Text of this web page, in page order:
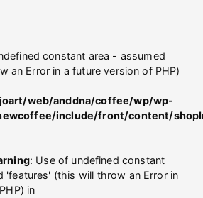
constant area - assumed
an Error in a future version of PHP)
web/anddna/coffee/wp/wp-
include/front/content/
: Use of undefined constant
'features' (this will throw an Error in
in